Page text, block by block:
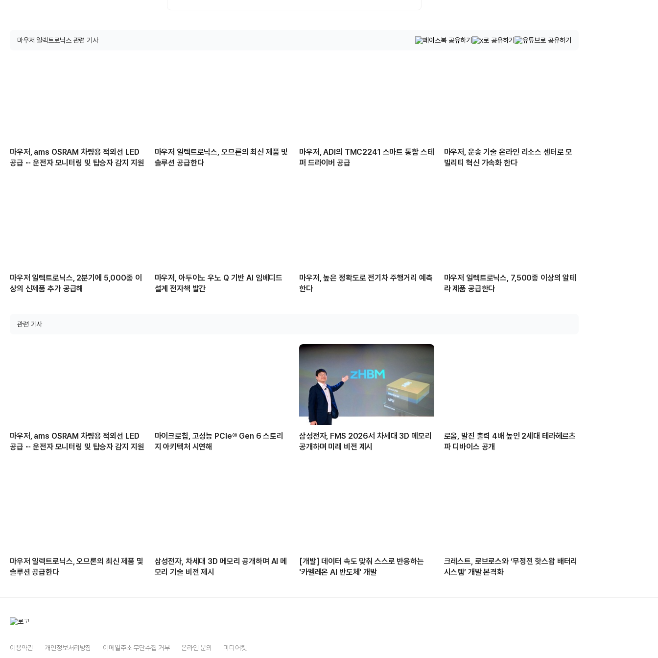
마우저 일렉트로닉스 관련 기사
마우저, ams OSRAM 차량용 적외선 LED
공급 ··· 운전자 모니터링 및 탑승자 감지 지원
마우저 일렉트로닉스, 오므론의 최신 제품 및
솔루션 공급한다
마우저, ADI의 TMC2241 스마트 통합 스테
퍼 드라이버 공급
마우저, 운송 기술 온라인 리소스 센터로 모
빌리티 혁신 가속화 한다
마우저 일렉트로닉스, 2분기에 5,000종 이
상의 신제품 추가 공급해
마우저, 아두이노 우노 Q 기반 AI 임베디드
설계 전자책 발간
마우저, 높은 정확도로 전기차 주행거리 예측
한다
마우저 일렉트로닉스, 7,500종 이상의 알테
라 제품 공급한다
관련 기사
마우저, ams OSRAM 차량용 적외선 LED
공급 ··· 운전자 모니터링 및 탑승자 감지 지원
마이크로칩, 고성능 PCIe® Gen 6 스토리
지 아키텍처 시연해
삼성전자, FMS 2026서 차세대 3D 메모리
공개하며 미래 비전 제시
로옴, 발진 출력 4배 높인 2세대 테라헤르츠
파 디바이스 공개
마우저 일렉트로닉스, 오므론의 최신 제품 및
솔루션 공급한다
삼성전자, 차세대 3D 메모리 공개하며 AI 메
모리 기술 비전 제시
[개발] 데이터 속도 맞춰 스스로 반응하는
'카멜레온 AI 반도체' 개발
크레스트, 로브로스와 ‘무정전 핫스왑 배터리
시스템’ 개발 본격화
이용약관 개인정보처리방침 이메일주소 무단수집 거부 온라인 문의 미디어킷